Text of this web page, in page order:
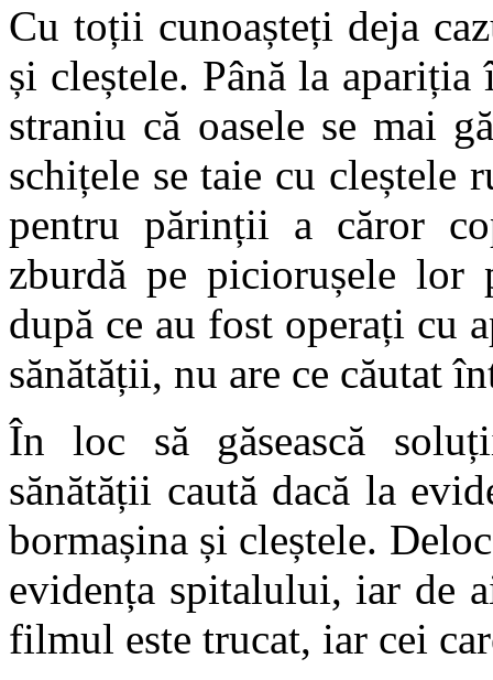
Cu toții cunoașteți deja
și cleștele. Până la
straniu că oasele se mai
schițele se taie cu
pentru părinții a căror
zburdă pe piciorușele lor
după ce au fost operați cu
sănătății, nu are ce căutat
În loc să găsească
sănătății caută dacă la
bormașina și cleștele.
evidența spitalului, iar de
filmul este trucat, iar cei